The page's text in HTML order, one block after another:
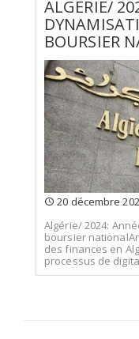
ALGÉRIE/
BOURSIER
20 décembre
Algérie/ 2024:
boursier
des finances en
processus de